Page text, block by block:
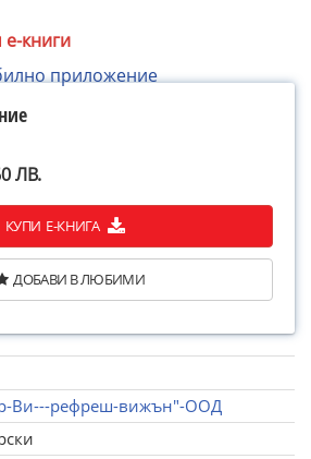
е-книги
приложение
ЛВ.
КУПИ Е-КНИГА
ДОБАВИ В ЛЮБИМИ
Ви---рефреш-вижън"-ООД